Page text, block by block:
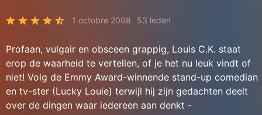
1 octobre 2008 53 leden
Profaan, vulgair en obsceen grappig, Louis C.K. staat
erop de waarheid te vertellen, of je het nu leuk vindt of
niet! Volg de Emmy Award-winnende stand-up comedian
en tv-ster (Lucky Louie) terwijl hij zijn gedachten deelt
over de dingen waar iedereen aan denkt -